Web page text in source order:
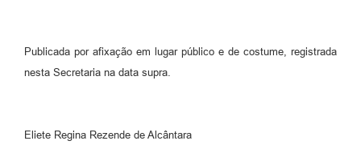
Publicada por afixação em lugar público e de costume, registrada
nesta Secretaria na data supra.
Eliete Regina Rezende de Alcântara